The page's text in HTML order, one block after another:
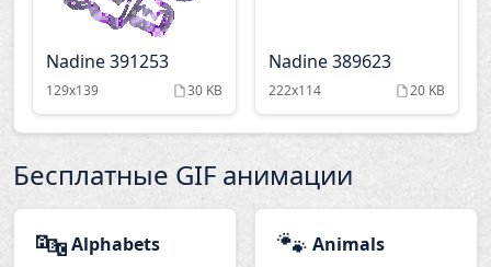
Nadine 391253
129x139 30 KB
Nadine 389623
222x114 20 KB
Бесплатные GIF анимации
🔤Alphabets 🐾 Animals